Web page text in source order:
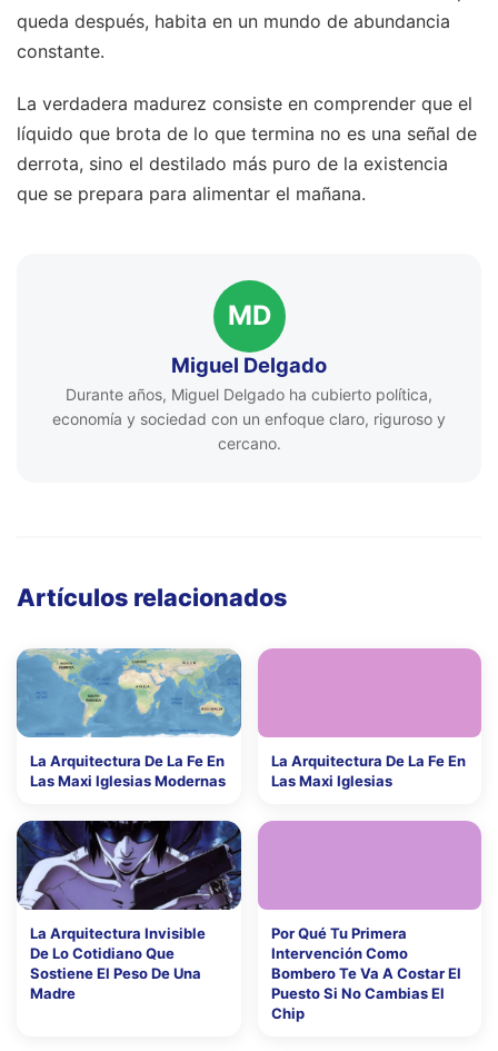
queda después, habita en un mundo de abundancia
constante.
La verdadera madurez consiste en comprender que el
líquido que brota de lo que termina no es una señal de
derrota, sino el destilado más puro de la existencia
que se prepara para alimentar el mañana.
MD
Miguel Delgado
Durante años, Miguel Delgado ha cubierto política,
economía y sociedad con un enfoque claro, riguroso y
cercano.
Artículos relacionados
La Arquitectura De La Fe En
Las Maxi Iglesias Modernas
La Arquitectura De La Fe En
Las Maxi Iglesias
La Arquitectura Invisible
De Lo Cotidiano Que
Sostiene El Peso De Una
Madre
Por Qué Tu Primera
Intervención Como
Bombero Te Va A Costar El
Puesto Si No Cambias El
Chip